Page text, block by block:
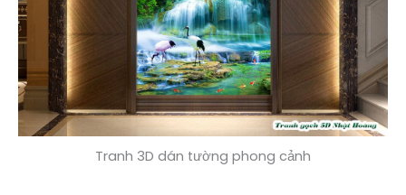
Tranh 3D dán tường phong cảnh